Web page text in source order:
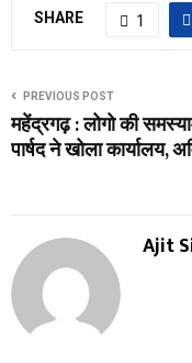
SHARE 1
PREVIOUS POST
महेंद्रगढ़ : लोगो की
पार्षद ने खोला कार्यालय,
Ajit